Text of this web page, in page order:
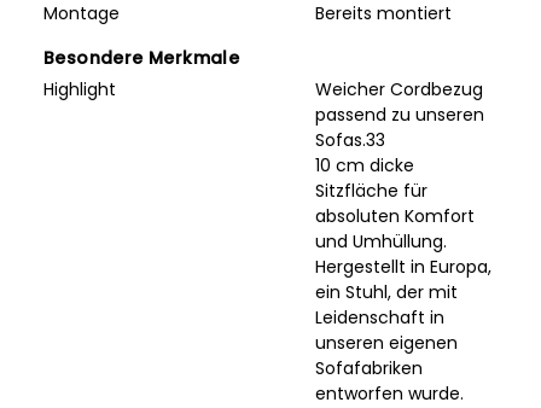
Montage
Bereits montiert
Besondere Merkmale
Highlight
Weicher Cordbezug
passend zu unseren
Sofas.33
10 cm dicke
Sitzfläche für
absoluten Komfort
und Umhüllung.
Hergestellt in Europa,
ein Stuhl, der mit
Leidenschaft in
unseren eigenen
Sofafabriken
entworfen wurde.